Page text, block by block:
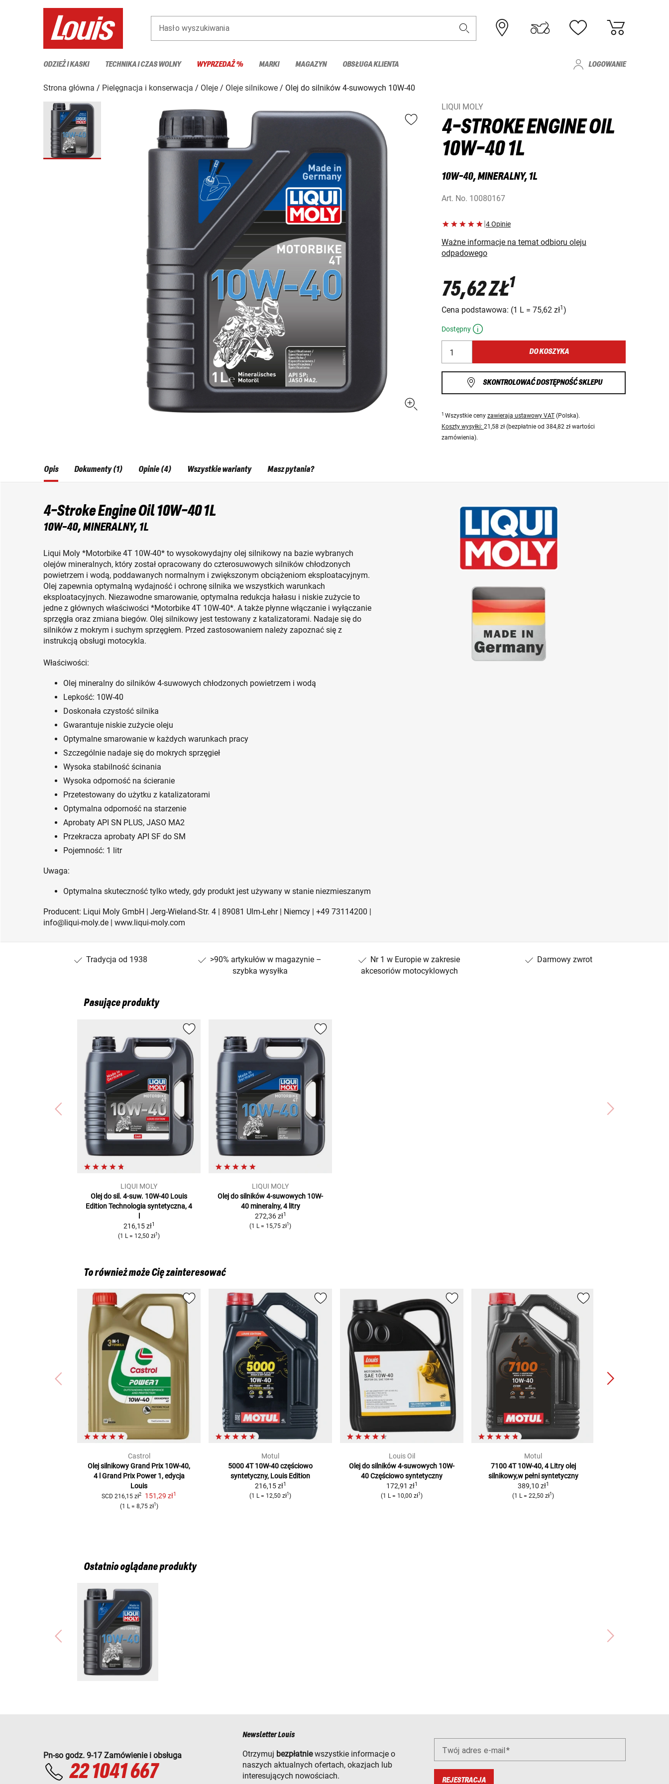
Hasło wyszukiwania
ODZIEŻ I KASKI TECHNIKA I CZAS WOLNY WYPRZEDAŻ % MARKI MAGAZYN OBSŁUGA KLIENTA LOGOWANIE
Strona główna Pielęgnacja i konserwacja Oleje Oleje silnikowe
Olej do silników 4-suwowych 10W-40
LIQUI MOLY
4-STROKE ENGINE OIL
10W-40 1L
10W-40, MINERALNY, 1L
Art. No. 10080167
|4 Opinie
Ważne informacje na temat odbioru oleju
odpadowego
75,62 ZŁ1
Cena podstawowa: (1 L = 75,62 zł1)
Dostępny
DO KOSZYKA
SKONTROLOWAĆ DOSTĘPNOŚĆ SKLEPU
1 Wszystkie ceny zawierają ustawowy VAT (Polska).
Koszty wysyłki: 21,58 zł (bezpłatnie od 384,82 zł wartości
zamówienia).
Opis
4-Stroke Engine Oil 10W-40 1L
10W-40, MINERALNY, 1L
Liqui Moly *Motorbike 4T 10W-40* to wysokowydajny olej silnikowy na bazie wybranych
olejów mineralnych, który został opracowany do czterosuwowych silników chłodzonych
powietrzem i wodą, poddawanych normalnym i zwiększonym obciążeniom eksploatacyjnym.
Olej zapewnia optymalną wydajność i ochronę silnika we wszystkich warunkach
eksploatacyjnych. Niezawodne smarowanie, optymalna redukcja hałasu i niskie zużycie to
jedne z głównych właściwości *Motorbike 4T 10W-40*. A także płynne włączanie i wyłączanie
sprzęgła oraz zmiana biegów. Olej silnikowy jest testowany z katalizatorami. Nadaje się do
silników z mokrym i suchym sprzęgłem. Przed zastosowaniem należy zapoznać się z
instrukcją obsługi motocykla.
Właściwości:
Olej mineralny do silników 4-suwowych chłodzonych powietrzem i wodą
Lepkość: 10W-40
Doskonała czystość silnika
Gwarantuje niskie zużycie oleju
Optymalne smarowanie w każdych warunkach pracy
Szczególnie nadaje się do mokrych sprzęgieł
Wysoka stabilność ścinania
Wysoka odporność na ścieranie
Przetestowany do użytku z katalizatorami
Optymalna odporność na starzenie
Aprobaty API SN PLUS, JASO MA2
Przekracza aprobaty API SF do SM
Pojemność: 1 litr
Uwaga:
Optymalna skuteczność tylko wtedy, gdy produkt jest używany w stanie niezmieszanym
Producent: Liqui Moly GmbH | Jerg-Wieland-Str. 4 | 89081 Ulm-Lehr | Niemcy | +49 73114200 |
info@liqui-moly.de | www.liqui-moly.com
Dokumenty (1) Opinie (4) Wszystkie warianty Masz pytania?
Tradycja od 1938
>90% artykułów w magazynie –
szybka wysyłka
Nr 1 w Europie w zakresie
akcesoriów motocyklowych
Darmowy zwrot
Pasujące produkty
LIQUI MOLY
Olej do sil. 4-suw. 10W-40 Louis
EditionTechnologia syntetyczna, 4
216,15 zł1
(1 L= 12,50 zł1 )
LIQUI MOLY
Olej do silników 4-suwowych 10W-
40 mineralny, 4 litry
272,36 zł1
(1 L= 15,75 zł1 )
To również może Cię zainteresować
Castrol
Olej silnikowy Grand Prix 10W-40,
4 l Grand Prix Power 1, edycja
Louis
SCD 216,15 zł2 151,29 zł1
(1 L = 8,75 zł1 )
Motul
5000 4T 10W-40częściowo
syntetyczny, Louis Edition
216,15 zł1
(1 L = 12,50 zł1 )
Louis Oil
Olej do silników 4-suwowych 10W-
40Częściowo syntetyczny
172,91 zł1
(1 L = 10,00 zł1 )
Motul
7100 4T 10W-40, 4 Litry olej
silnikowy,w pełni syntetyczny
389,10 zł1
(1 L = 22,50 zł1 )
Ostatnio oglądane produkty
Pn-so godz. 9-17 Zamówienie i obsługa
22 1041 667
Newsletter Louis
Otrzymuj bezpłatniewszystkie informacje o
naszych aktualnych ofertach, okazjach lub
interesujących nowościach.
Twój adres e-mail
REJESTRACJA